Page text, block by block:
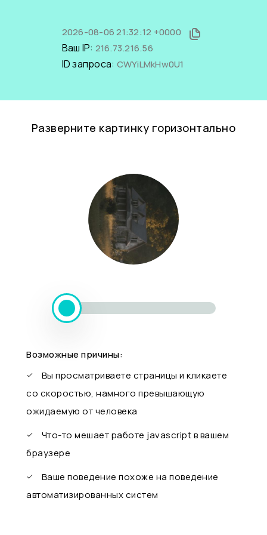
2026-08-06 21:32:12 +0000
Ваш IP: 216.73.216.56
ID запроса: CWYiLMkHw0U1
Разверните картинку горизонтально
Возможные причины:
Вы просматриваете страницы и кликаете
со скоростью, намного превышающую
ожидаемую от человека
Что-то мешает работе javascript в вашем
браузере
Ваше поведение похоже на поведение
автоматизированных систем